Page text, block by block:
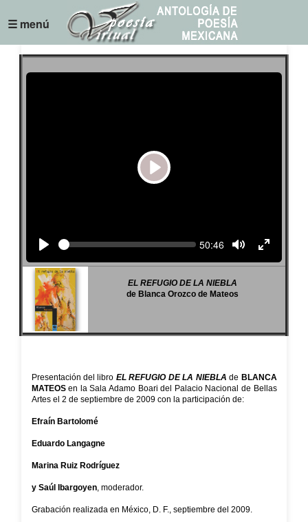
☰ menú
Play
Seek Current
50:46
EL REFUGIO DE LA NIEBLA
de Blanca Orozco de Mateos
Presentación del libro EL REFUGIO DE LA NIEBLA de BLANCA
MATEOSen la Sala Adamo Boari del Palacio Nacional de Bellas
Artes el 2 de septiembre de 2009 con la participación de:
Efraín Bartolomé
Eduardo Langagne
Marina Ruiz Rodríguez
y Saúl Ibargoyen, moderador.
Grabación realizada en México, D. F., septiembre del 2009.